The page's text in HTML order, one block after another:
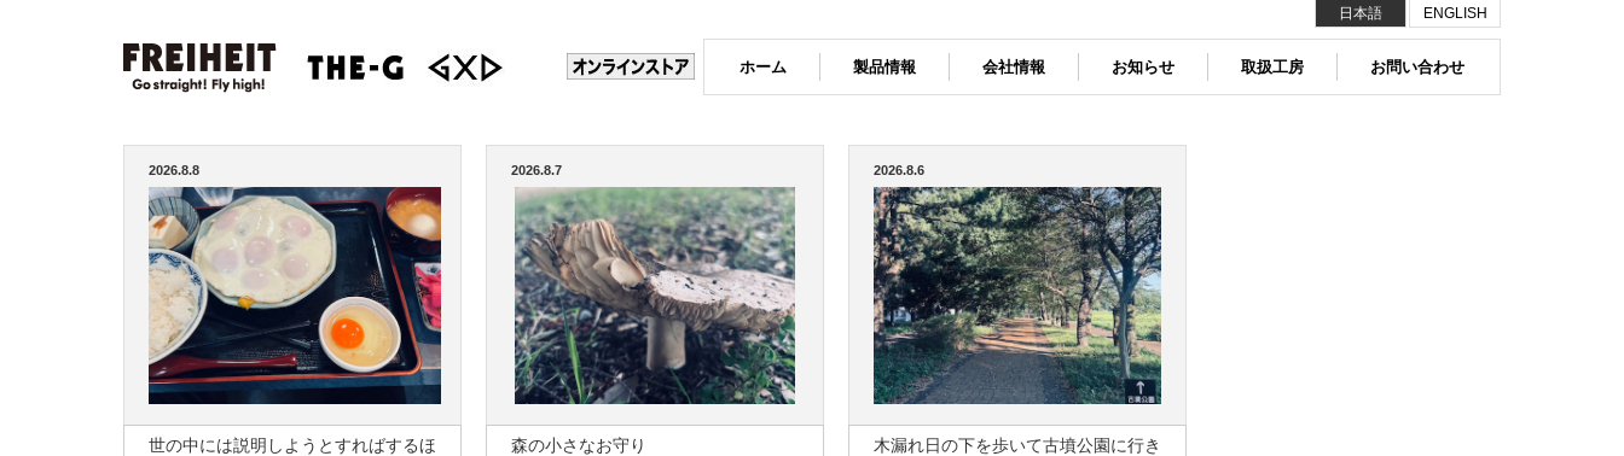
ホーム 製品情報 会社情報 お知らせ 取扱工房 お問い合わせ
日本語 ENGLISH
2026.8.8
世の中には説明しようとすればするほ
2026.8.7
森の小さなお守り
2026.8.6
木漏れ日の下を歩いて古墳公園に行き